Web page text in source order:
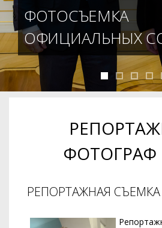
ФОТОСЪЕМКА
ОФИЦИАЛЬНЫХ
ФОТОГРАФ
РЕПОРТАЖНАЯ СЪЕМКА